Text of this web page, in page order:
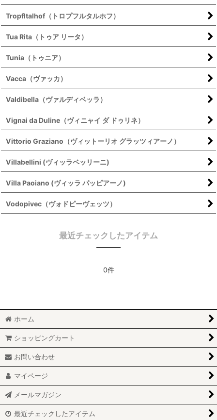
Tropfltalhof（トロプフルタルホフ）
Tua Rita（トゥア リータ）
Tunia（トゥニア）
Vacca（ヴァッカ）
Valdibella（ヴァルディベッラ）
Vignai da Duline（ヴィニャイ ダ ドゥリネ）
Vittorio Graziano（ヴィットーリオ グラッツィアーノ）
Villabellini (ヴィッラベッリーニ)
Villa Paoiano (ヴィッラ パッピアーノ)
Vodopivec（ヴォドピーヴェッツ）
最近チェックしたアイテム
0件
ホーム
ショッピングカート
お問い合わせ
マイページ
メールマガジン
最近チェックしたアイテム